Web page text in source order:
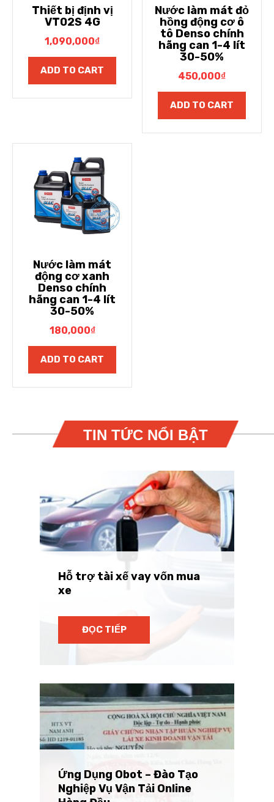
Thiết bị định vị
VT02S 4G
1,090,000₫
ADD TO CART
Nước làm mát đỏ
hồng động cơ ô
tô Denso chính
hãng can 1-4 lít
30-50%
450,000₫
ADD TO CART
Nước làm mát
động cơ xanh
Denso chính
hãng can 1-4 lít
30-50%
180,000₫
ADD TO CART
TIN TỨC NỔI BẬT
Hỗ trợ tài xế vay vốn mua
xe
ĐỌC TIẾP
Ứng Dụng Obot – Đào Tạo
Nghiệp Vụ Vận Tải Online